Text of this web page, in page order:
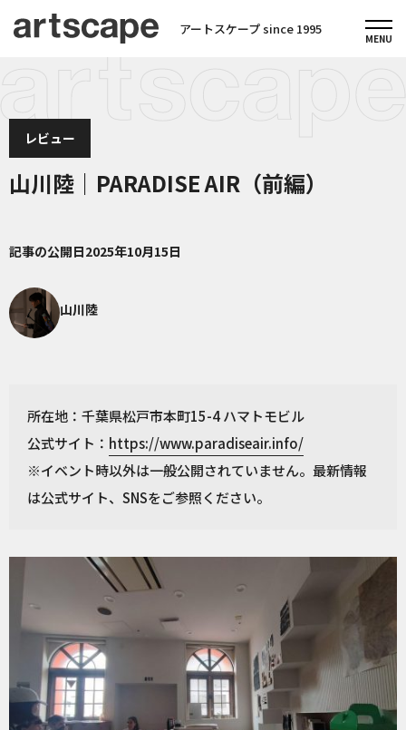
アートスケープ since 1995
レビュー
山川陸｜PARADISE AIR（前編）
記事の公開日2025年10月15日
山川陸
所在地：千葉県松戸市本町15-4 ハマトモビル
公式サイト： https://www.paradiseair.info/
※イベント時以外は一般公開されていません。最新情報
は公式サイト、SNSをご参照ください。